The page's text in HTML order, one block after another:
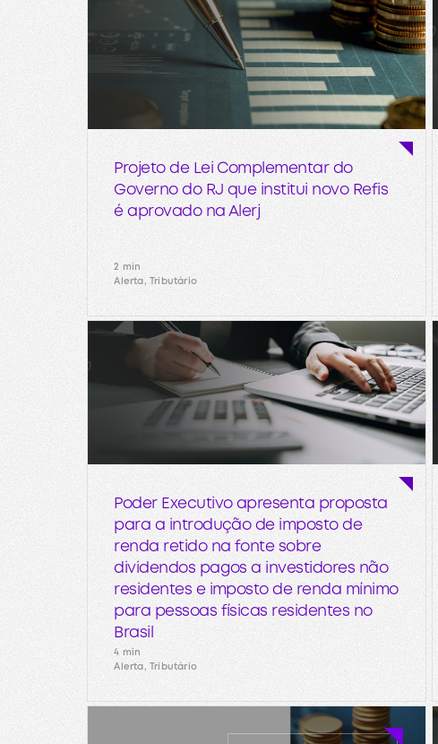
Projeto de Lei Complementar do
Governo do RJ que institui novo Refis
é aprovado na Alerj
2 min
Alerta, Tributário
Poder Executivo apresenta proposta
para a introdução de imposto de
renda retido na fonte sobre
dividendos pagos a investidores não
residentes e imposto de renda mínimo
para pessoas físicas residentes no
Brasil
4 min
Alerta, Tributário